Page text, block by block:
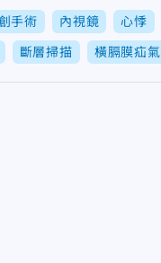
手術 內視鏡 心悸
斷層掃描 橫膈膜疝氣